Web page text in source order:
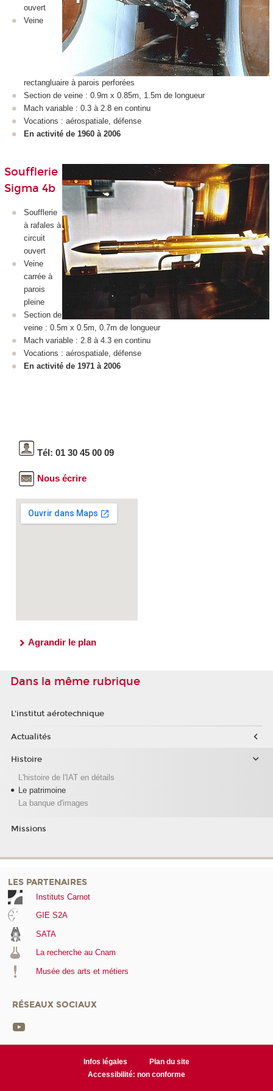
ouvert
Veine
rectangluaire à parois perforées
Section de veine : 0.9m x 0.85m, 1.5m de longueur
Mach variable : 0.3 à 2.8 en continu
Vocations : aérospatiale, défense
En activité de 1960 à 2006
Soufflerie
Sigma 4b
Soufflerie
à rafales à
circuit
ouvert
Veine
carrée à
parois
pleine
Section de
veine : 0.5m x 0.5m, 0.7m de longueur
Mach variable : 2.8 à 4.3 en continu
Vocations : aérospatiale, défense
En activité de 1971 à 2006
Tél: 01 30 45 00 09
Nous écrire
Agrandir le plan
Dans la même rubrique
L'institut aérotechnique
Actualités
Histoire
L'histoire de l'IAT en détails
Le patrimoine
La banque d'images
Missions
LES PARTENAIRES
Instituts Carnot
GIE S2A
SATA
La recherche au Cnam
Musée des arts et métiers
RÉSEAUX SOCIAUX
Infos légales
Plan du site
Accessibilité: non conforme